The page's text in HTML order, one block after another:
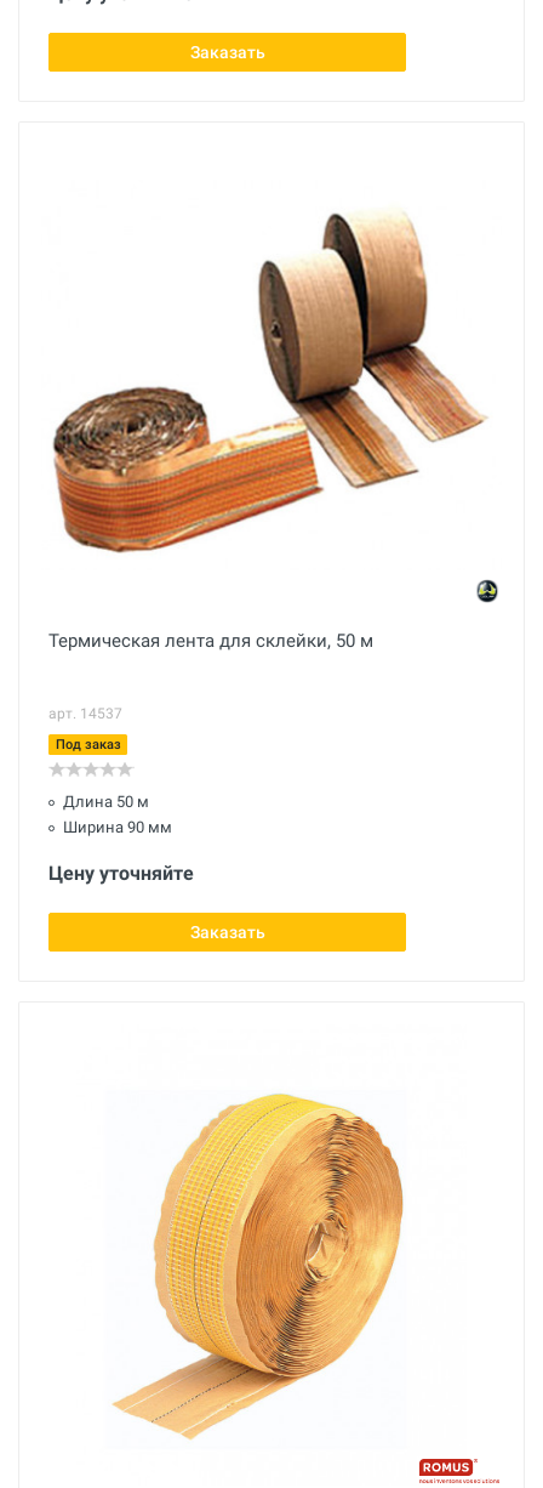
Заказать
Термическая лента для склейки, 50 м
арт. 14537
Под заказ
Длина 50 м
Ширина 90 мм
Цену уточняйте
Заказать